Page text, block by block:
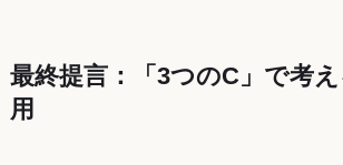
最終提言：「3つのC」で考
用